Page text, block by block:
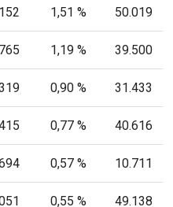
1,51 % 50.019
1,19 % 39.500
0,90 % 31.433
0,77 % 40.616
0,57 % 10.711
0,55 % 49.138